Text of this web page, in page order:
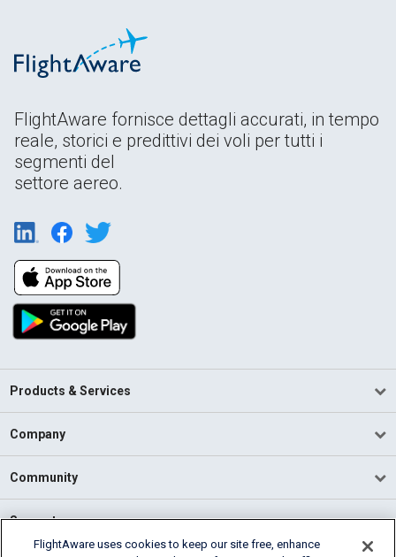
FlightAware fornisce dettagli accurati, in tempo
reale, storici e predittivi dei voli per tutti i
segmenti del
settore aereo.
Products & Services
Company
Community
Support
FlightAware uses cookies to keep our site free, enhance